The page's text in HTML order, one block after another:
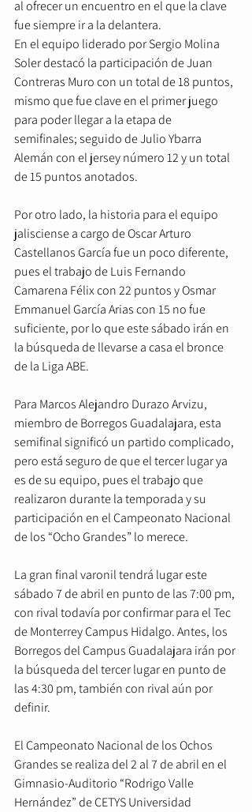
al ofrecer un encuentro en el que la clave
fue siempre ir a la delantera.
En el equipo liderado por Sergio Molina
Soler destacó la participación de Juan
Contreras Muro con un total de 18 puntos,
mismo que fue clave en el primer juego
para poder llegar a la etapa de
semifinales; seguido de Julio Ybarra
Alemán con el jersey número 12 y un total
de 15 puntos anotados.
Por otro lado, la historia para el equipo
jalisciense a cargo de Oscar Arturo
Castellanos García fue un poco diferente,
pues el trabajo de Luis Fernando
Camarena Félix con 22 puntos y Osmar
Emmanuel García Arias con 15 no fue
suficiente, por lo que este sábado irán en
la búsqueda de llevarse a casa el bronce
de la Liga ABE.
Para Marcos Alejandro Durazo Arvizu,
miembro de Borregos Guadalajara, esta
semifinal significó un partido complicado,
pero está seguro de que el tercer lugar ya
es de su equipo, pues el trabajo que
realizaron durante la temporada y su
participación en el Campeonato Nacional
de los “Ocho Grandes” lo merece.
La gran final varonil tendrá lugar este
sábado 7 de abril en punto de las 7:00 pm,
con rival todavía por confirmar para el Tec
de Monterrey Campus Hidalgo. Antes, los
Borregos del Campus Guadalajara irán por
la búsqueda del tercer lugar en punto de
las 4:30 pm, también con rival aún por
definir.
El Campeonato Nacional de los Ochos
Grandes se realiza del 2 al 7 de abril en el
Gimnasio-Auditorio “Rodrigo Valle
Hernández” de CETYS Universidad